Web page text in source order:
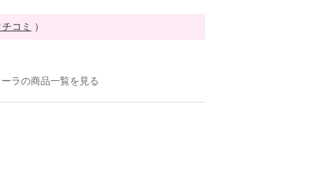
コミ ）
ラの商品一覧を見る